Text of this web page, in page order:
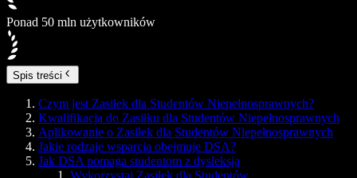
Ponad 50 mln użytkowników
Spis treści
Czym jest Zasiłek dla Studentów Niepełnosprawnych?
Kwalifikacja do Zasiłku dla Studentów Niepełnosprawnych
Aplikowanie o Zasiłek dla Studentów Niepełnosprawnych
Jakie rodzaje wsparcia obejmuje DSA?
Jak DSA pomaga studentom z dysleksją
Wykorzystaj Zasiłek dla Studentów